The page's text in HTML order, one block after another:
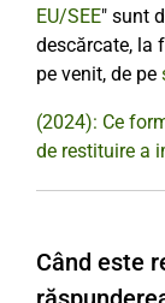
EU/SEE" sunt
descărcate, la
pe venit, de pe
(2024): Ce
de restituire a
Când este